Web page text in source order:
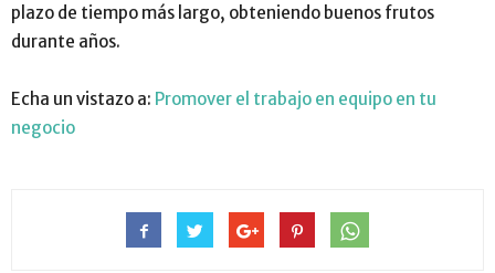
plazo de tiempo más largo, obteniendo buenos frutos
durante años.
Echa un vistazo a: Promover el trabajo en equipo en tu
negocio